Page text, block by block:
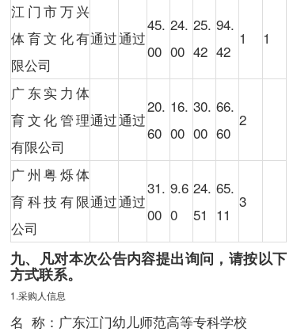
江门市万兴
体育文化有
限公司
通过通过
45.
00
24.
00
25.
42
94.
42
1 1
广东实力体
育文化管理
有限公司
通过通过
20.
60
16.
00
30.
00
66.
60
2
广州粤烁体
育科技有限
公司
通过通过
31.
00
9.6
0
24.
51
65.
11
3
九、凡对本次公告内容提出询问，请按以下
方式联系。
1.采购人信息
名 称：广东江门幼儿师范高等专科学校